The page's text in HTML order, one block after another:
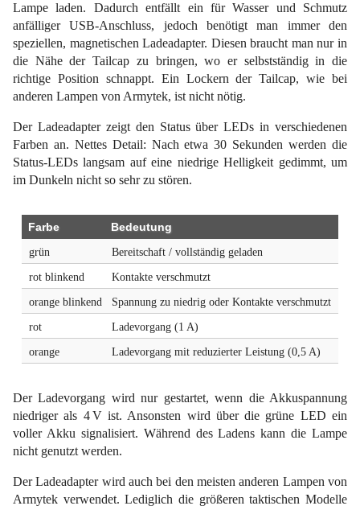
Lampe laden. Dadurch entfällt ein für Wasser und Schmutz
anfälliger USB-Anschluss, jedoch benötigt man immer den
speziellen, magnetischen Ladeadapter. Diesen braucht man nur in
die Nähe der Tailcap zu bringen, wo er selbstständig in die
richtige Position schnappt. Ein Lockern der Tailcap, wie bei
anderen Lampen von Armytek, ist nicht nötig.
Der Ladeadapter zeigt den Status über LEDs in verschiedenen
Farben an. Nettes Detail: Nach etwa 30 Sekunden werden die
Status-LEDs langsam auf eine niedrige Helligkeit gedimmt, um
im Dunkeln nicht so sehr zu stören.
Farbe Bedeutung
grün
Bereitschaft / vollständig geladen
rot blinkend
Kontakte verschmutzt
orange blinkend
Spannung zu niedrig oder Kontakte verschmutzt
rot
Ladevorgang (1 A)
orange
Ladevorgang mit reduzierter Leistung (0,5 A)
Der Ladevorgang wird nur gestartet, wenn die Akkuspannung
niedriger als 4 V ist. Ansonsten wird über die grüne LED ein
voller Akku signalisiert. Während des Ladens kann die Lampe
nicht genutzt werden.
Der Ladeadapter wird auch bei den meisten anderen Lampen von
Armytek verwendet. Lediglich die größeren taktischen Modelle